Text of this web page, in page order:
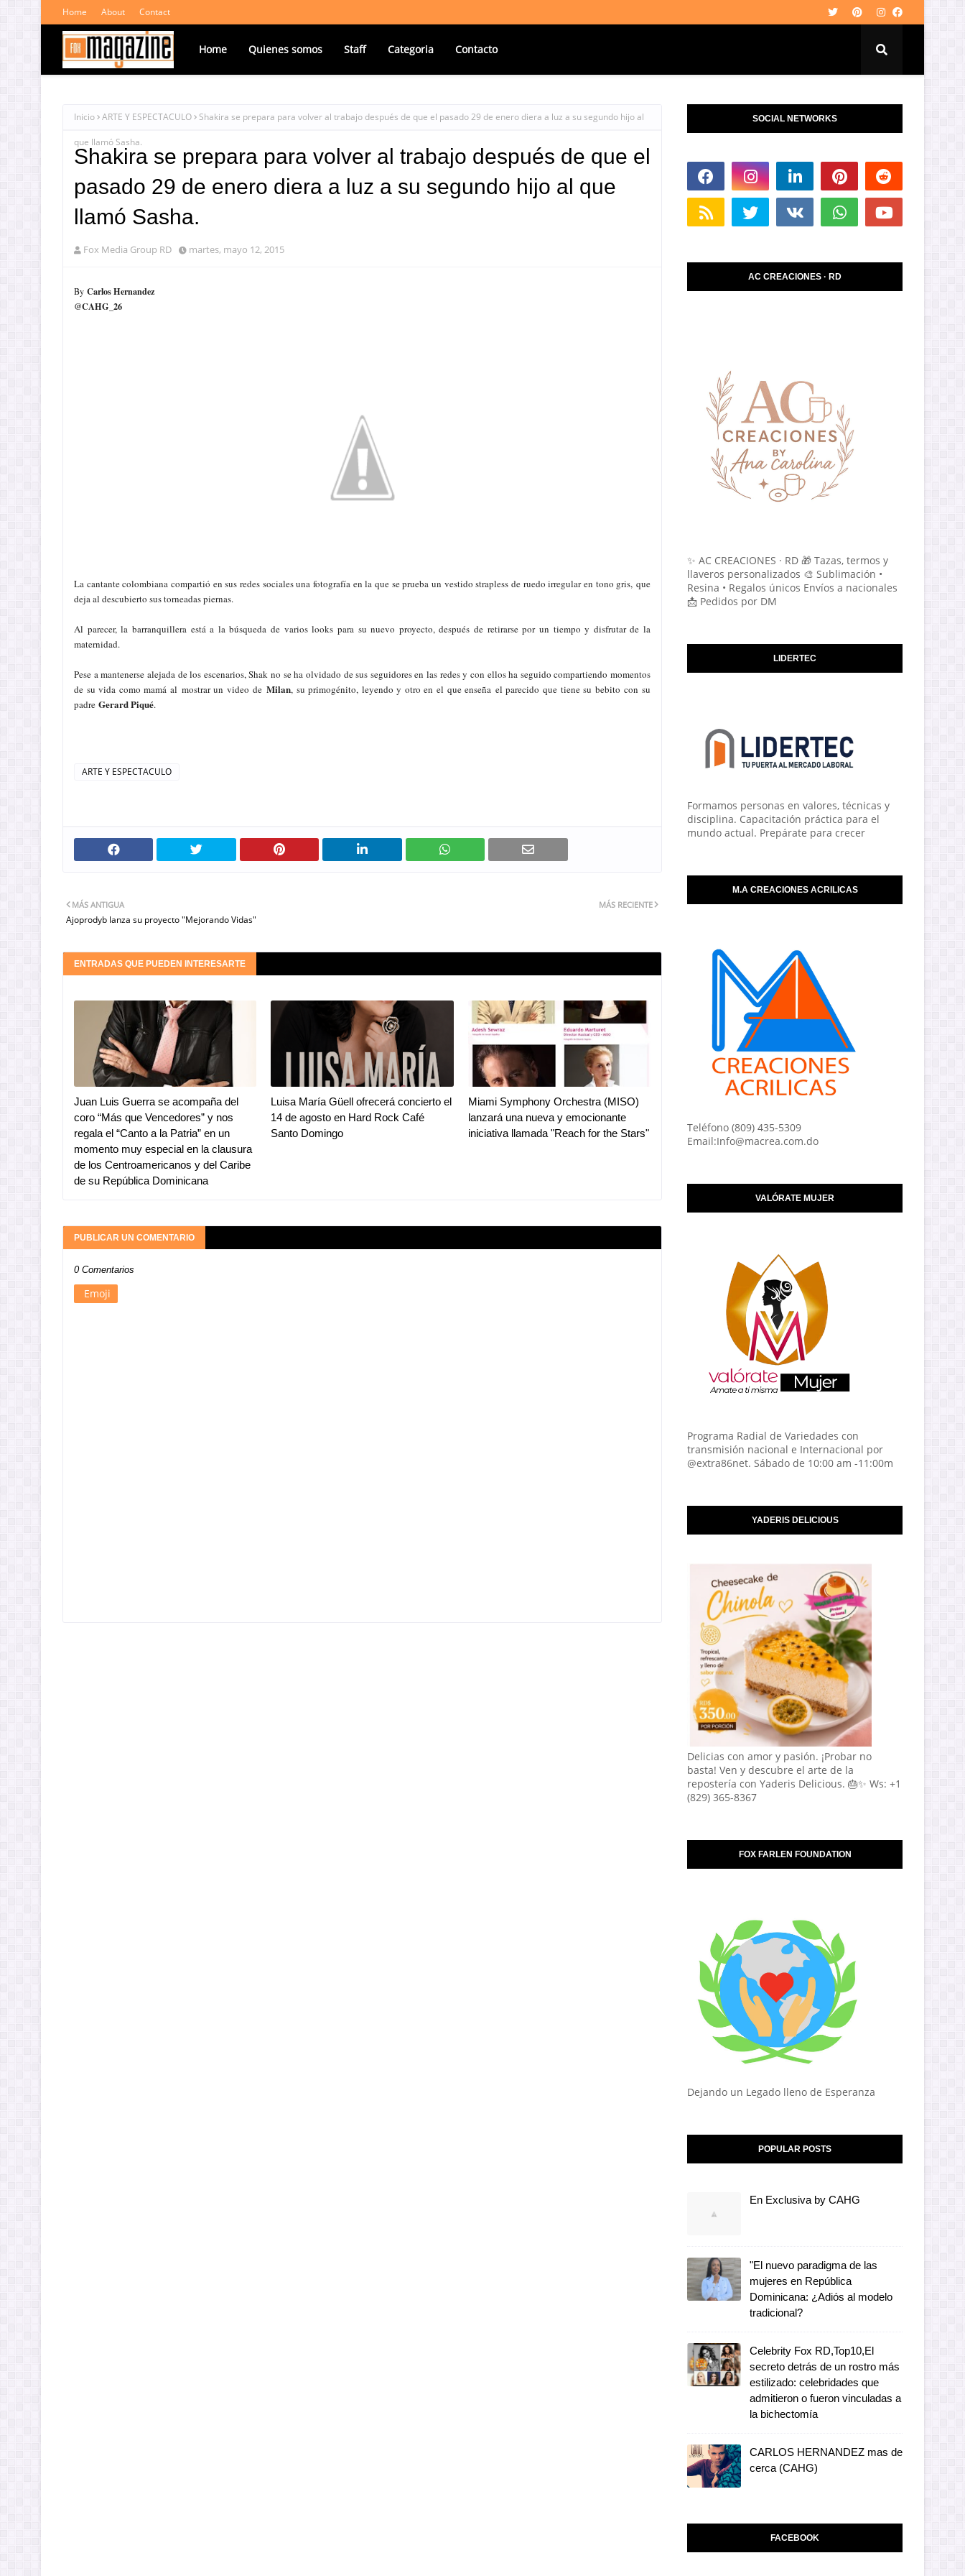
Home About Contact
Home Quienes somos Staff Categoria Contacto
Inicio ARTE Y ESPECTACULO Shakira se prepara para volver al trabajo después de que el pasado 29 de enero diera a luz a su segundo hijo al
que llamó Sasha.
Shakira se prepara para volver al trabajo después de que el
pasado 29 de enero diera a luz a su segundo hijo al que
llamó Sasha.
Fox Media Group RD martes, mayo 12, 2015
By Carlos Hernandez
@CAHG_26
La cantante colombiana compartió en sus redes sociales una fotografía en la que se prueba un vestido strapless de ruedo irregular en tono gris, que
deja al descubierto sus torneadas piernas.
Al parecer, la barranquillera está a la búsqueda de varios looks para su nuevo proyecto, después de retirarse por un tiempo y disfrutar de la
maternidad.
Pese a mantenerse alejada de los escenarios, Shak no se ha olvidado de sus seguidores en las redes y con ellos ha seguido compartiendo momentos
de su vida como mamá al mostrar un video de Milan, su primogénito, leyendo y otro en el que enseña el parecido que tiene su bebito con su
padre Gerard Piqué.
ARTE Y ESPECTACULO
MÁS RECIENTE
MÁS ANTIGUA
Ajoprodyb lanza su proyecto "Mejorando Vidas"
ENTRADAS QUE PUEDEN INTERESARTE
Juan Luis Guerra se acompaña del
coro “Más que Vencedores” y nos
regala el “Canto a la Patria” en un
momento muy especial en la clausura
de los Centroamericanos y del Caribe
de su República Dominicana
Luisa María Güell ofrecerá concierto el
14 de agosto en Hard Rock Café
Santo Domingo
Miami Symphony Orchestra (MISO)
lanzará una nueva y emocionante
iniciativa llamada "Reach for the Stars"
PUBLICAR UN COMENTARIO
0 Comentarios
Emoji
SOCIAL NETWORKS
AC CREACIONES · RD
✨ AC CREACIONES · RD 🎁 Tazas, termos y
llaveros personalizados 🎨 Sublimación •
Resina • Regalos únicos Envíos a nacionales
📩 Pedidos por DM
LIDERTEC
Formamos personas en valores, técnicas y
disciplina. Capacitación práctica para el
mundo actual. Prepárate para crecer
M.A CREACIONES ACRILICAS
Teléfono (809) 435-5309
Email:Info@macrea.com.do
VALÓRATE MUJER
Programa Radial de Variedades con
transmisión nacional e Internacional por
@extra86net. Sábado de 10:00 am -11:00m
YADERIS DELICIOUS
Delicias con amor y pasión. ¡Probar no
basta! Ven y descubre el arte de la
repostería con Yaderis Delicious. 🎂✨ Ws: +1
(829) 365-8367
FOX FARLEN FOUNDATION
Dejando un Legado lleno de Esperanza
POPULAR POSTS
En Exclusiva by CAHG
"El nuevo paradigma de las
mujeres en República
Dominicana: ¿Adiós al modelo
tradicional?
Celebrity Fox RD,Top10,El
secreto detrás de un rostro más
estilizado: celebridades que
admitieron o fueron vinculadas a
la bichectomía
CARLOS HERNANDEZ mas de
cerca (CAHG)
FACEBOOK